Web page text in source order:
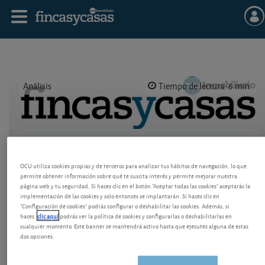
Análisis Tiempo de lectura: 6 min.
Madrid
OCU utiliza cookies propias y de terceros para analizar tus hábitos de navegación, lo que
permite obtener información sobre qué te suscita interés y permite mejorar nuestra
página web y tu seguridad. Si haces clic en el botón "Aceptar todas las cookies" aceptarás la
implementación de las cookies y solo entonces se implantarán. Si haces clic en
"Configuración de cookies" podrás configurar o deshabilitar las cookies. Además, si
haces clic aquípodrás ver la política de cookies y configurarlas o deshabilitarlas en
cualquier momento. Este banner se mantendrá activo hasta que ejecutes alguna de estas
dos opciones.